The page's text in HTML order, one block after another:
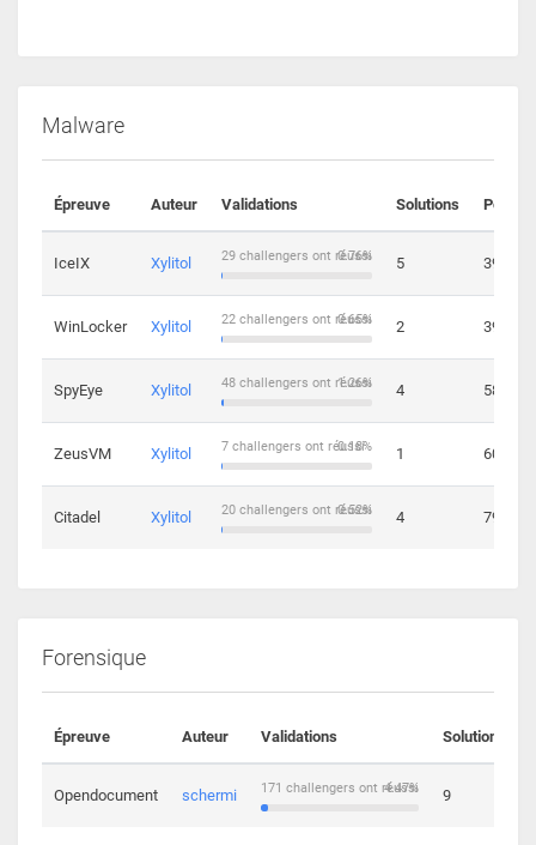
Malware
Épreuve Auteur Validations Solutions Points
IceIX Xylitol 0.76%
29 challengers ont réussi 5 39
WinLocker Xylitol 0.65%
22 challengers ont réussi 2 39
SpyEye Xylitol 1.26%
48 challengers ont réussi 4 58
ZeusVM Xylitol 0.18%
7 challengers ont réussi 1 60
Citadel Xylitol 0.52%
20 challengers ont réussi 4 79
Forensique
Épreuve Auteur Validations Solutions
Opendocument schermi 4.47%
171 challengers ont réussi 9